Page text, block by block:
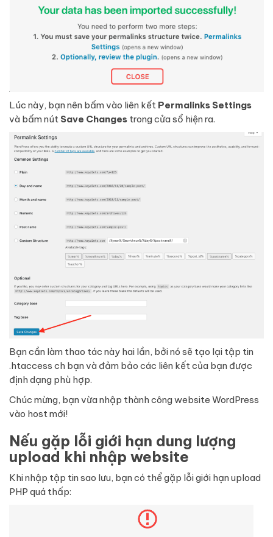
Lúc này, bạn nên bấm vào liên kết Permalinks Settings
và bấm nút Save Changes trong cửa sổ hiện ra.
Bạn cần làm thao tác này hai lần, bởi nó sẽ tạo lại tập tin
.htaccess ch bạn và đảm bảo các liên kết của bạn được
định dạng phù hợp.
Chúc mừng, bạn vừa nhập thành công website WordPress
vào host mới!
Nếu gặp lỗi giới hạn dung lượng
upload khi nhập website
Khi nhập tập tin sao lưu, bạn có thể gặp lỗi giới hạn upload
PHP quá thấp: